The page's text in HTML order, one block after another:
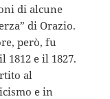
di alcune
di Orazio.
però, fu
e il 1827.
al
e in